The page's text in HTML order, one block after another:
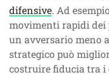
difensive. Ad
movimenti rapidi dei
un avversario meno
strategico può
costruire fiducia tra i